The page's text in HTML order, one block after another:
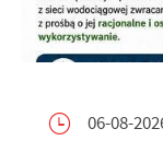
06-08-